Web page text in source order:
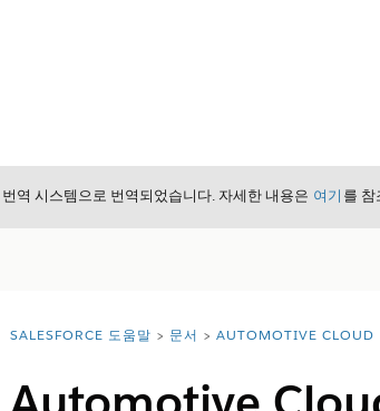
역 시스템으로 번역되었습니다. 자세한 내용은 여기 를 참
위치:
SALESFORCE 도움말 문서 AUTOMOTIVE CLOUD